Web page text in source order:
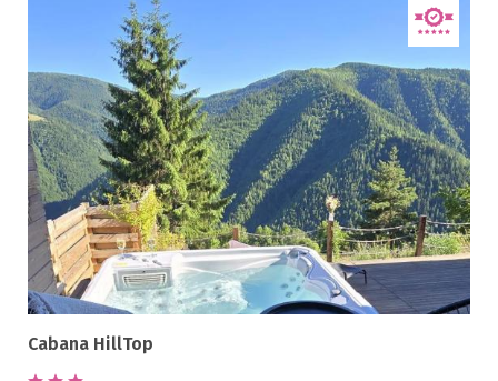
Ceaun
Ciubar
Crama
Cutie de valori
Discoteca
Echitatie
Fax
Ferma proprie
Foisor in curte
Frigider
Gradina / curte
Cabana HillTop